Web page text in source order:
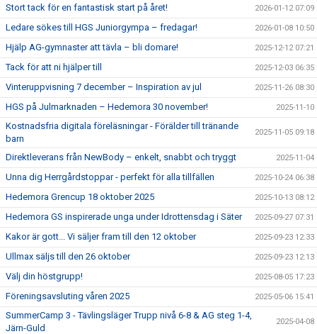
Stort tack för en fantastisk start på året! 2026-01-12 07:09
Ledare sökes till HGS Juniorgympa – fredagar! 2026-01-08 10:50
Hjälp AG-gymnaster att tävla – bli domare! 2025-12-12 07:21
Tack för att ni hjälper till 2025-12-03 06:35
Vinteruppvisning 7 december – Inspiration av jul 2025-11-26 08:30
HGS på Julmarknaden – Hedemora 30 november! 2025-11-10
Kostnadsfria digitala föreläsningar - Förälder till tränande
barn
2025-11-05 09:18
Direktleverans från NewBody – enkelt, snabbt och tryggt 2025-11-04
Unna dig Herrgårdstoppar - perfekt för alla tillfällen 2025-10-24 06:38
Hedemora Grencup 18 oktober 2025 2025-10-13 08:12
Hedemora GS inspirerade unga under Idrottensdag i Säter 2025-09-27 07:31
Kakor är gott... Vi säljer fram till den 12 oktober 2025-09-23 12:33
Ullmax säljs till den 26 oktober 2025-09-23 12:13
Välj din höstgrupp! 2025-08-05 17:23
Föreningsavsluting våren 2025 2025-05-06 15:41
SummerCamp 3 - Tävlingsläger Trupp nivå 6-8 & AG steg 1-4,
Järn-Guld
2025-04-08